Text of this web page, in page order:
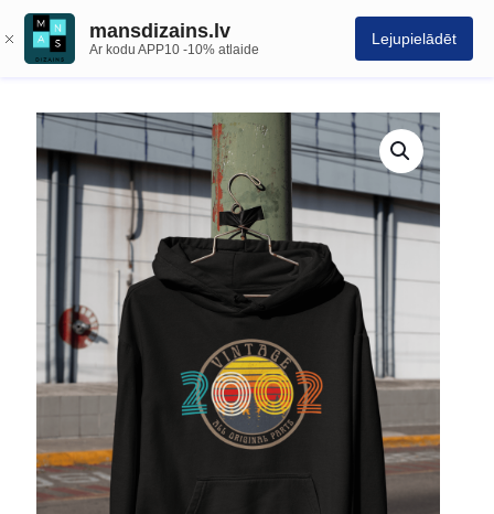
mansdizains.lv
Ar kodu APP10 -10% atlaide
Lejupielādēt